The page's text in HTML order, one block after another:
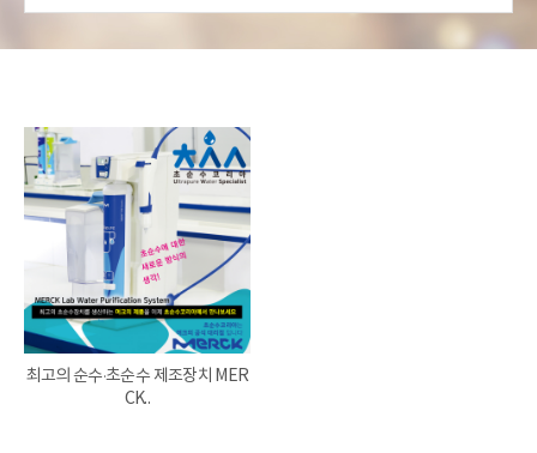
최고의 순수·초순수 제조장치 MER
CK..